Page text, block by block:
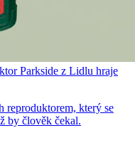
Parkside z Lidlu hraje
reproduktorem, který se
by člověk čekal.